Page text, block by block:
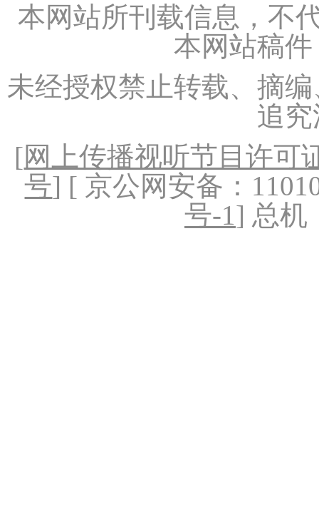
本网站所刊载信息，不
本网站稿
未经授权禁止转载、摘
追
[网上传播视听节目许可
号] [ 京公网安备：
号-1] 总机